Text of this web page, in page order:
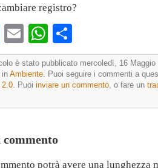
registro?
TwitterEmailWhatsApp
è stato pubblicato mercoledì, 16 Maggio
inAmbiente. Puoi seguire i commenti a
2.0. Puoi inviare un commento, o fare un
potrà avere una lunghezza